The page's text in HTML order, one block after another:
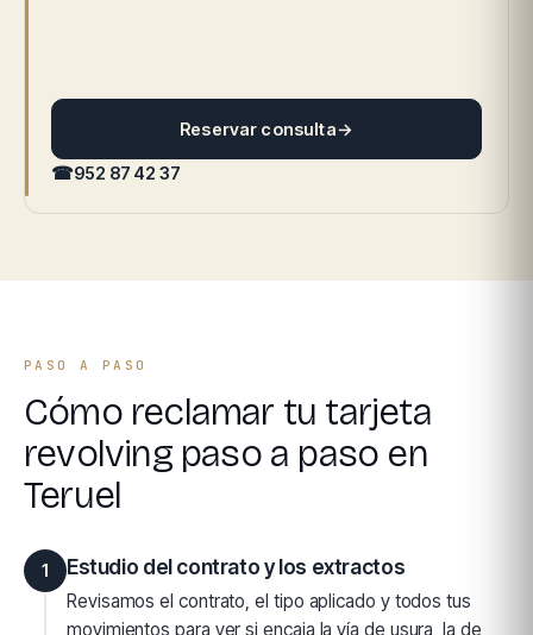
Reservar consulta→
☎952 87 42 37
PASO A PASO
Cómo reclamar tu tarjeta
revolving paso a paso en
Teruel
1 Estudio del contrato y los extractos
Revisamos el contrato, el tipo aplicado y todos tus
movimientos para ver si encaja la vía de usura, la de